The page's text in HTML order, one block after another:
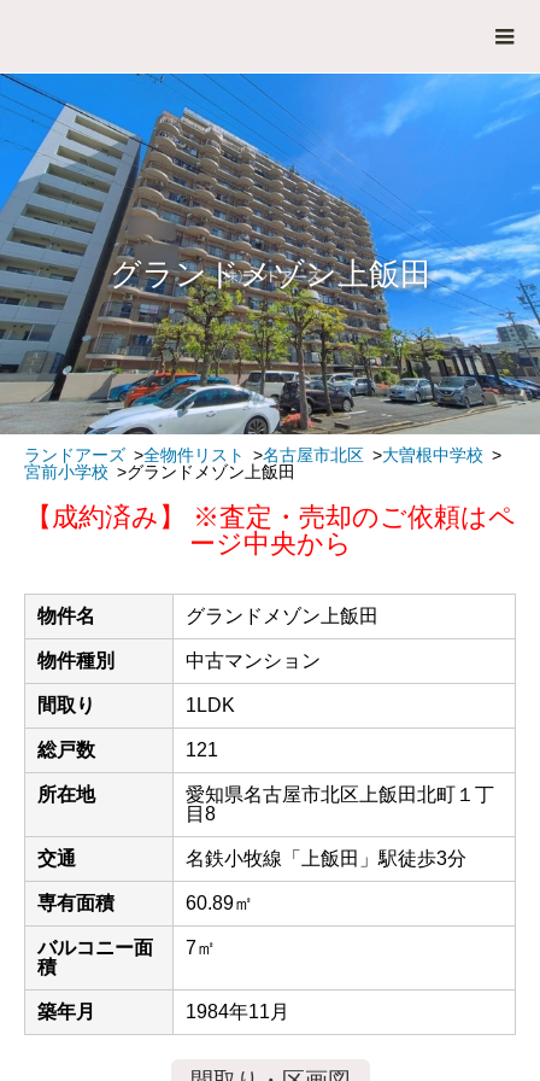
グランドメゾン上飯田
ランドアーズ 全物件リスト 名古屋市北区
大曽根中学校
宮前小学校
グランドメゾン上飯田
【成約済み】 ※査定・売却のご依頼はペ
ージ中央から
物件名 グランドメゾン上飯田
物件種別 中古マンション
間取り 1LDK
総戸数 121
所在地
愛知県名古屋市北区上飯田北町１丁
目8
交通 名鉄小牧線「上飯田」駅徒歩3分
専有面積 60.89㎡
バルコニー面
積
7㎡
築年月 1984年11月